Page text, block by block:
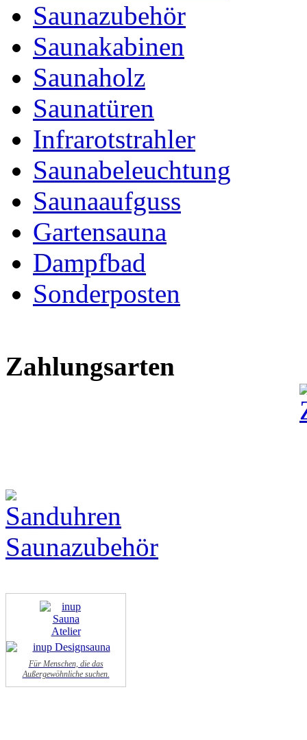
Saunazubehör
Saunakabinen
Saunaholz
Saunatüren
Infrarotstrahler
Saunabeleuchtung
Saunaaufguss
Gartensauna
Dampfbad
Sonderposten
Zahlungsarten
Für Menschen, die das
Außergewöhnliche suchen.